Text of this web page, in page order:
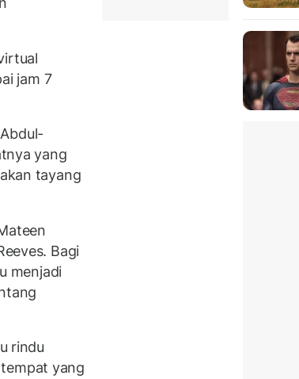
jam 7
yang
tayang
Bagi
menjadi
rindu
yang